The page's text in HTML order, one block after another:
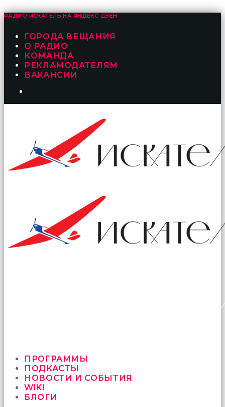
РАДИО ИСКАТЕЛЬ НА ЯНДЕКС ДЗЕН
ГОРОДА ВЕЩАНИЯ
О РАДИО
КОМАНДА
РЕКЛАМОДАТЕЛЯМ
ВАКАНСИИ
ПРОГРАММЫ
ПОДКАСТЫ
НОВОСТИ И СОБЫТИЯ
WIKI
БЛОГИ